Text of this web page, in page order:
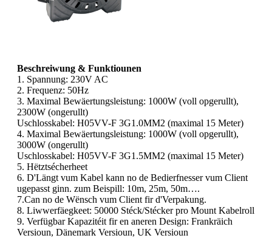
Beschreiwung & Funktiounen
1. Spannung: 230V AC
2. Frequenz: 50Hz
3. Maximal Bewäertungsleistung: 1000W (voll opgerullt),
2300W (ongerullt)
Uschlosskabel: H05VV-F 3G1.0MM2 (maximal 15 Meter)
4. Maximal Bewäertungsleistung: 1000W (voll opgerullt),
3000W (ongerullt)
Uschlosskabel: H05VV-F 3G1.5MM2 (maximal 15 Meter)
5. Hëtztsécherheet
6. D'Längt vum Kabel kann no de Bedierfnesser vum Client
ugepasst ginn. zum Beispill: 10m, 25m, 50m….
7.Can no de Wënsch vum Client fir d'Verpakung.
8. Liwwerfäegkeet: 50000 Stéck/Stécker pro Mount Kabelroll
9. Verfügbar Kapazitéit fir en aneren Design: Frankräich
Versioun, Dänemark Versioun, UK Versioun